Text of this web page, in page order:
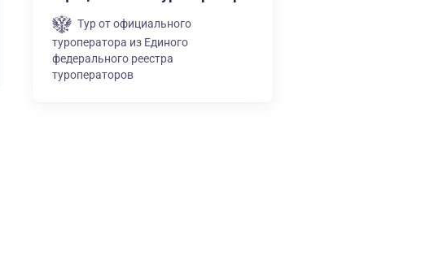
Тур от официального
туроператора из Единого
федерального реестра
туроператоров